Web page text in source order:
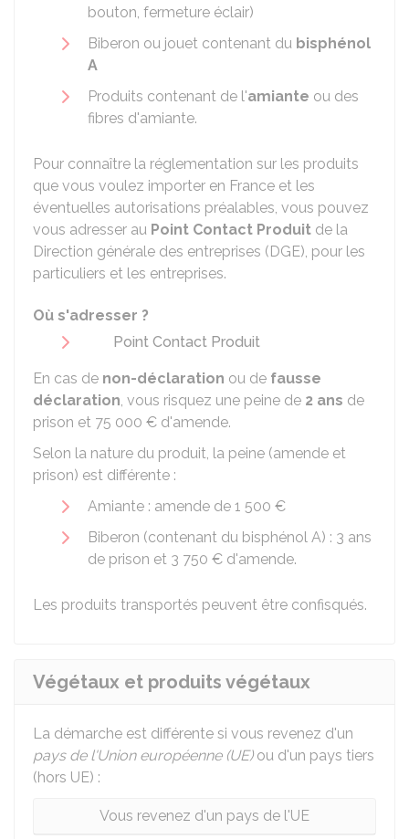
bouton, fermeture éclair)
Biberon ou jouet contenant du bisphénol
A
Produits contenant de l'amiante ou des
fibres d'amiante.
Pour connaître la réglementation sur les produits
que vous voulez importer en France et les
éventuelles autorisations préalables, vous pouvez
vous adresser au Point Contact Produit de la
Direction générale des entreprises (DGE), pour les
particuliers et les entreprises.
Où s'adresser ?
Point Contact Produit
En cas de non-déclaration ou de fausse
déclaration, vous risquez une peine de 2 ans de
prison et 75 000 € d'amende.
Selon la nature du produit, la peine (amende et
prison) est différente :
Amiante : amende de 1 500 €
Biberon (contenant du bisphénol A) : 3 ans
de prison et 3 750 € d'amende.
Les produits transportés peuvent être confisqués.
Végétaux et produits végétaux
La démarche est différente si vous revenez d'un
pays de l'Union européenne (UE)ou d'un pays tiers
(hors UE) :
Vous revenez d'un pays de l'UE